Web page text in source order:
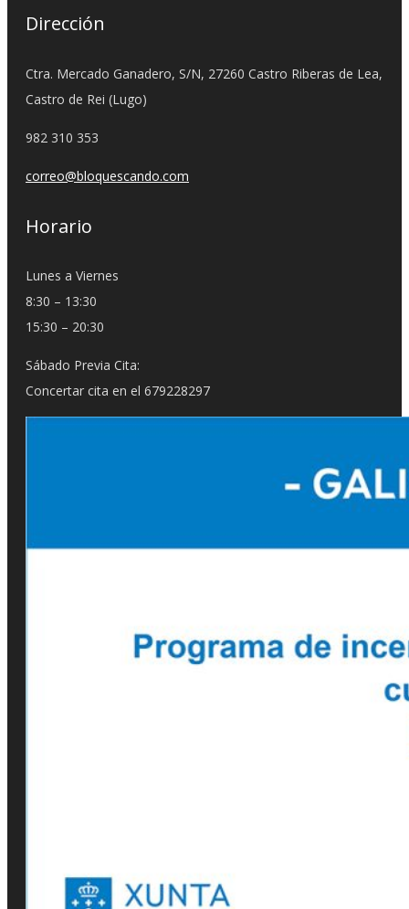
Dirección
Ctra. Mercado Ganadero, S/N, 27260 Castro Riberas de Lea,
Castro de Rei (Lugo)
982 310 353
correo@bloquescando.com
Horario
Lunes a Viernes
8:30 – 13:30
15:30 – 20:30
Sábado Previa Cita:
Concertar cita en el 679228297